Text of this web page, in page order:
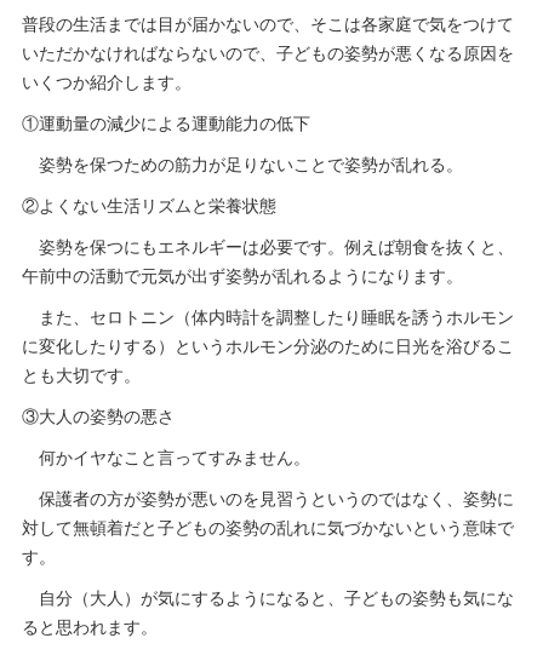
普段の生活までは目が届かないので、そこは各家庭で気をつけて
いただかなければならないので、子どもの姿勢が悪くなる原因を
いくつか紹介します。
①運動量の減少による運動能力の低下
姿勢を保つための筋力が足りないことで姿勢が乱れる。
②よくない生活リズムと栄養状態
姿勢を保つにもエネルギーは必要です。例えば朝食を抜くと、
午前中の活動で元気が出ず姿勢が乱れるようになります。
また、セロトニン（体内時計を調整したり睡眠を誘うホルモン
に変化したりする）というホルモン分泌のために日光を浴びるこ
とも大切です。
③大人の姿勢の悪さ
何かイヤなこと言ってすみません。
保護者の方が姿勢が悪いのを見習うというのではなく、姿勢に
対して無頓着だと子どもの姿勢の乱れに気づかないという意味で
す。
自分（大人）が気にするようになると、子どもの姿勢も気にな
ると思われます。